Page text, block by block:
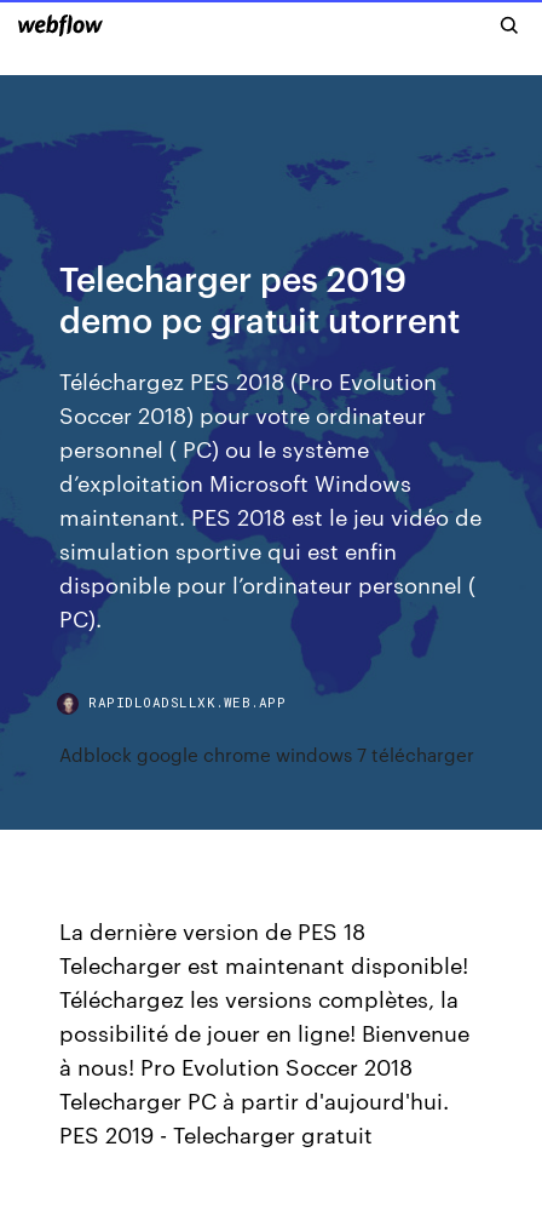
Telecharger pes 2019
demo pc gratuit utorrent
Téléchargez PES 2018 (Pro Evolution
Soccer 2018) pour votre ordinateur
personnel ( PC) ou le système
d’exploitation Microsoft Windows
maintenant. PES 2018 est le jeu vidéo de
simulation sportive qui est enfin
disponible pour l’ordinateur personnel (
PC).
RAPIDLOADSLLXK.WEB.APP
Adblock google chrome windows 7 télécharger
La dernière version de PES 18
Telecharger est maintenant disponible!
Téléchargez les versions complètes, la
possibilité de jouer en ligne! Bienvenue
à nous! Pro Evolution Soccer 2018
Telecharger PC à partir d'aujourd'hui.
PES 2019 - Telecharger gratuit